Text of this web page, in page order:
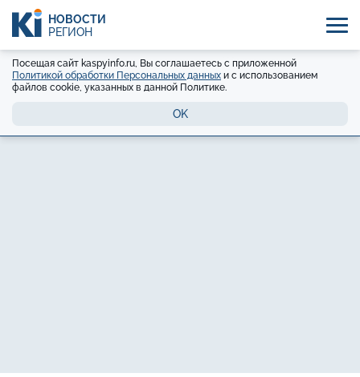
НОВОСТИ
РЕГИОН
Посещая сайт kaspyinfo.ru, Вы соглашаетесь с приложенной
Политикой обработки Персональных данных и с использованием
файлов cookie, указанных в данной Политике.
OK